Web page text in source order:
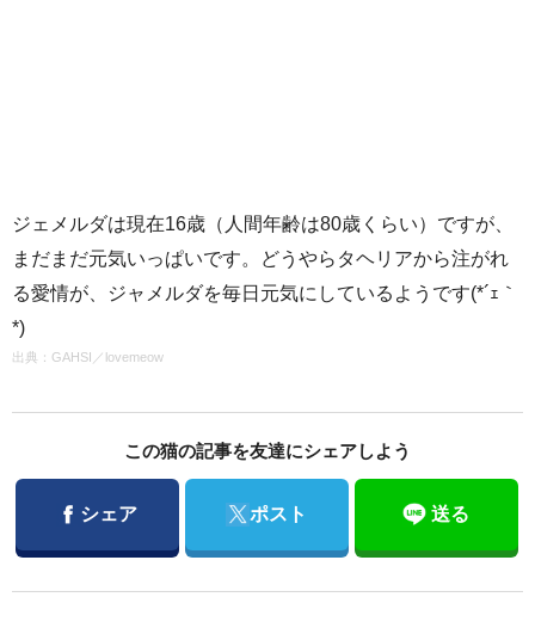
ジェメルダは現在16歳（人間年齢は80歳くらい）ですが、
まだまだ元気いっぱいです。どうやらタヘリアから注がれ
る愛情が、ジャメルダを毎日元気にしているようです(*´ｪ｀
*)
出典： GAHSI ／ lovemeow
この猫の記事を友達にシェアしよう
Facebook
シェア Twitter
ポスト 送る